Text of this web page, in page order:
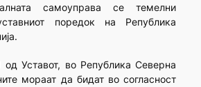
самоуправа се темелни
поредок на Република
од Уставот, во Република Северна
мораат да бидат во согласност